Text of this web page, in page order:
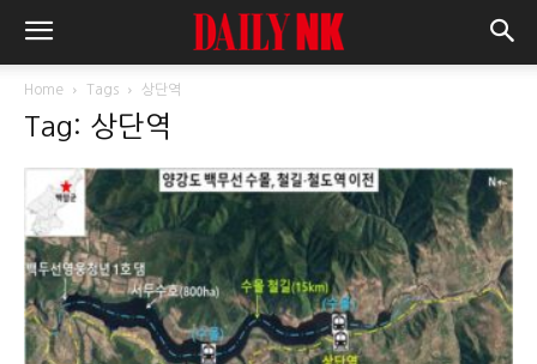
Home Tags 상단역
Tag: 상단역